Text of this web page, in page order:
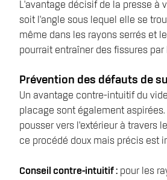
L'avantage décisif de la presse à
soit l'angle sous lequel elle se
même dans les rayons serrés et
pourrait entraîner des fissures par
Prévention des défauts de
Un avantage contre-intuitif du
placage sont également
pousser vers l’extérieur à
ce procédé doux mais précis est
Conseil contre-intuitif : pour les